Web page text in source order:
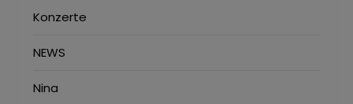
Konzerte
NEWS
Nina